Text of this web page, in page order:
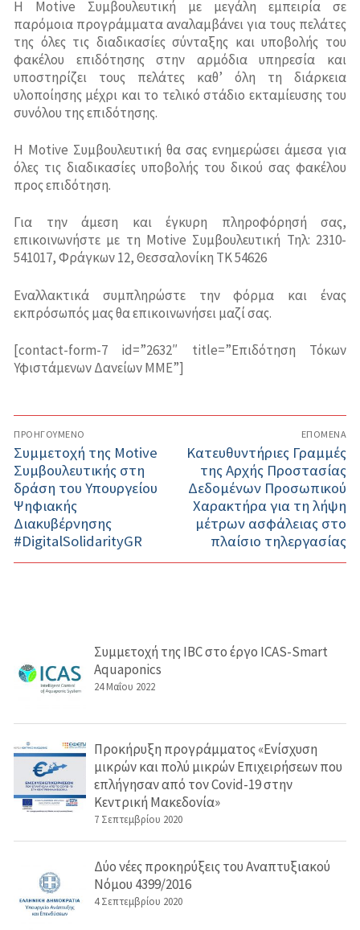
Η Motive Συμβουλευτική με μεγάλη εμπειρία σε
παρόμοια προγράμματα αναλαμβάνει για τους πελάτες
της όλες τις διαδικασίες σύνταξης και υποβολής του
φακέλου επιδότησης στην αρμόδια υπηρεσία και
υποστηρίζει τους πελάτες καθ’ όλη τη διάρκεια
υλοποίησης μέχρι και το τελικό στάδιο εκταμίευσης του
συνόλου της επιδότησης.
Η Motive Συμβουλευτική θα σας ενημερώσει άμεσα για
όλες τις διαδικασίες υποβολής του δικού σας φακέλου
προς επιδότηση.
Για την άμεση και έγκυρη πληροφόρησή σας,
επικοινωνήστε με τη Motive Συμβουλευτική Τηλ: 2310-
541017, Φράγκων 12, Θεσσαλονίκη ΤΚ 54626
Εναλλακτικά συμπληρώστε την φόρμα και ένας
εκπρόσωπός μας θα επικοινωνήσει μαζί σας.
[contact-form-7 id=”2632″ title=”Επιδότηση Τόκων
Υφιστάμενων Δανείων MME”]
Πλοήγηση
άρθρων
ΠΡΟΗΓΟΎΜΕΝΟ
Προηγούμενο
άρθρο:
Συμμετοχή της Motive
Συμβουλευτικής στη
δράση του Υπουργείου
Ψηφιακής
Διακυβέρνησης
#DigitalSolidarityGR
ΕΠΌΜΕΝΑ
Επόμενο
άρθρο:
Κατευθυντήριες Γραμμές
της Αρχής Προστασίας
Δεδομένων Προσωπικού
Χαρακτήρα για τη λήψη
μέτρων ασφάλειας στο
πλαίσιο τηλεργασίας
Συμμετοχή της IBC στο έργο ICAS-Smart
Aquaponics
24 Μαΐου 2022
Προκήρυξη προγράμματος «Ενίσχυση
μικρών και πολύ μικρών Επιχειρήσεων που
επλήγησαν από τον Covid-19 στην
Κεντρική Μακεδονία»
7 Σεπτεμβρίου 2020
Δύο νέες προκηρύξεις του Αναπτυξιακού
Νόμου 4399/2016
4 Σεπτεμβρίου 2020